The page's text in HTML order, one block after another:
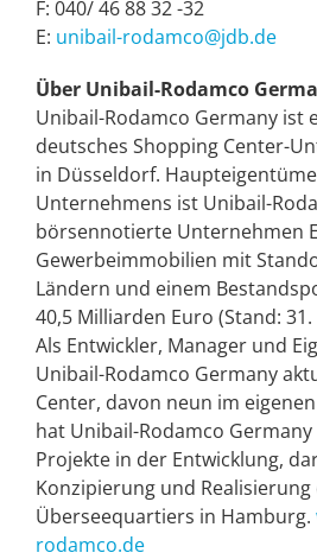
F: 040/ 46 88 32 -32
E: unibail-rodamco@jdb.de
Über Unibail-Rodamco
Unibail-Rodamco Germany ist
deutsches Shopping Center-
in Düsseldorf.
Unternehmens ist Unibail-
börsennotierte Unternehmen
Gewerbeimmobilien mit
Ländern und einem
40,5 Milliarden Euro (Stand:
Als Entwickler, Manager und
Unibail-Rodamco Germany
Center, davon neun im
hat Unibail-Rodamco
Projekte in der Entwicklung,
Konzipierung und Realisierung
Überseequartiers in Hamburg.
rodamco.de